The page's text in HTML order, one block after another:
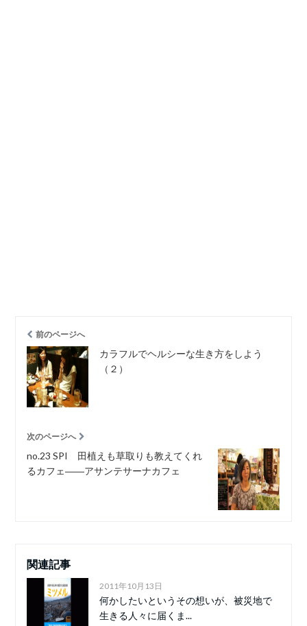
前のページへ
カラフルでヘルシーな生き方をしよう
（２）
次のページへ
no.23 SPI 田植えも草取りも教えてくれ
るカフェ――アサンテサーナカフェ
関連記事
2011年10月13日
何かしたいというその想いが、被災地で
生きる人々に届くま...